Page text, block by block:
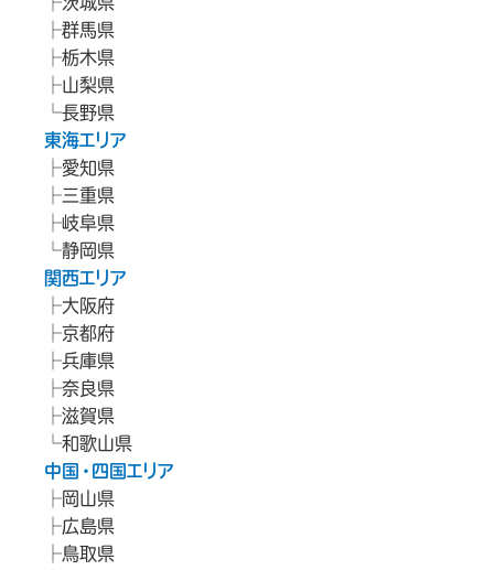
群馬県
栃木県
山梨県
長野県
東海エリア
愛知県
三重県
岐阜県
静岡県
関西エリア
大阪府
京都府
兵庫県
奈良県
滋賀県
和歌山県
中国・四国エリア
岡山県
広島県
鳥取県